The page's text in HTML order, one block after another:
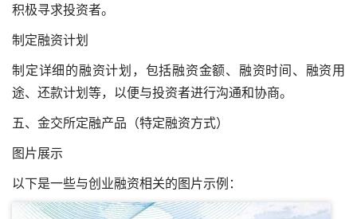
积极寻求投资者。
制定融资计划
制定详细的融资计划，包括融资金额、融资时间、融资用
途、还款计划等，以便与投资者进行沟通和协商。
五、金交所定融产品（特定融资方式）
图片展示
以下是一些与创业融资相关的图片示例：